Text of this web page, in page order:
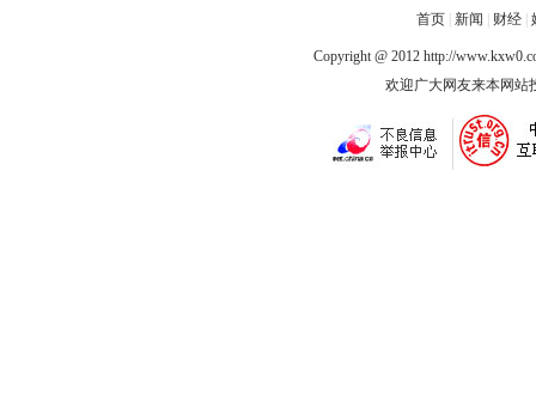
首页| 新闻 财经|
Copyright @ 2012 http://
欢迎广大网友来本网站